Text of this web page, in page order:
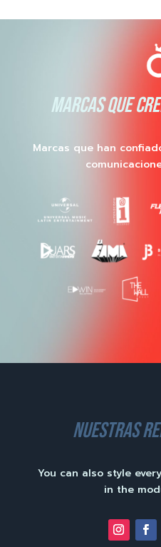
MARCAS QUE
Marcas que han
nuestras
You can also style
in the